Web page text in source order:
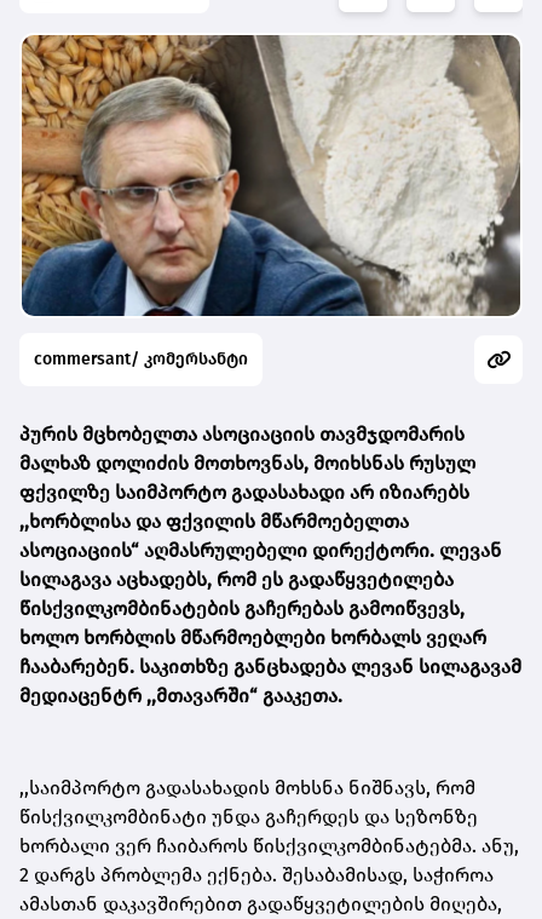
commersant/ კომერსანტი
პურის მცხობელთა ასოციაციის თავმჯდომარის
მალხაზ დოლიძის მოთხოვნას, მოიხსნას რუსულ
ფქვილზე საიმპორტო გადასახადი არ იზიარებს
,,ხორბლისა და ფქვილის მწარმოებელთა
ასოციაციის“ აღმასრულებელი დირექტორი. ლევან
სილაგავა აცხადებს, რომ ეს გადაწყვეტილება
წისქვილკომბინატების გაჩერებას გამოიწვევს,
ხოლო ხორბლის მწარმოებლები ხორბალს ვეღარ
ჩააბარებენ. საკითხზე განცხადება ლევან სილაგავამ
მედიაცენტრ ,,მთავარში“ გააკეთა.
,,საიმპორტო გადასახადის მოხსნა ნიშნავს, რომ
წისქვილკომბინატი უნდა გაჩერდეს და სეზონზე
ხორბალი ვერ ჩაიბაროს წისქვილკომბინატებმა. ანუ,
2 დარგს პრობლემა ექნება. შესაბამისად, საჭიროა
ამასთან დაკავშირებით გადაწყვეტილების მიღება,